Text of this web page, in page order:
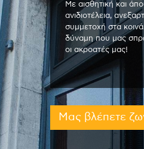
Με αισθητική και
ανιδιοτέλεια,
συμμετοχή στα
δύναμη που μας
οι ακροατές μας!
Μας βλέπετε